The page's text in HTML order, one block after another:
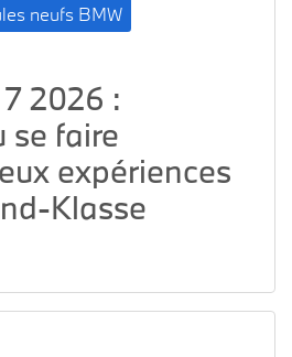
neufs BMW
2026 :
se faire
expériences
Klasse